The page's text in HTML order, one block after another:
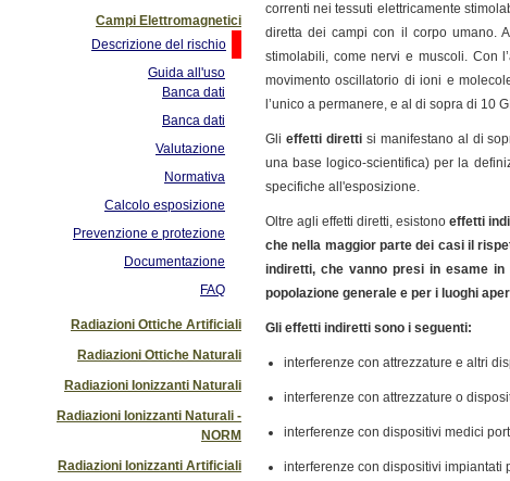
Campi Elettromagnetici
Descrizione del rischio
Guida all'uso
Banca dati
Banca dati
Valutazione
Normativa
Calcolo esposizione
Prevenzione e protezione
Documentazione
FAQ
Radiazioni Ottiche Artificiali
Radiazioni Ottiche Naturali
Radiazioni Ionizzanti Naturali
Radiazioni Ionizzanti Naturali -
NORM
Radiazioni Ionizzanti Artificiali
correnti nei tessuti elettricamente
diretta dei campi con il corpo umano.
stimolabili, come nervi e muscoli. Con
movimento oscillatorio di ioni e
l’unico a permanere, e al di sopra di 10
Gli effetti diretti si manifestano al di
una base logico-scientifica) per la
specifiche all'esposizione.
Oltre agli effetti diretti, esistonoeffetti
che nella maggior parte dei casi il
indiretti, che vanno presi in esame
popolazione generale e per i luoghi
Gli effetti indiretti sono i seguenti:
interferenze con attrezzature e altri
interferenze con attrezzature o
interferenze con dispositivi medici
interferenze con dispositivi impiantati